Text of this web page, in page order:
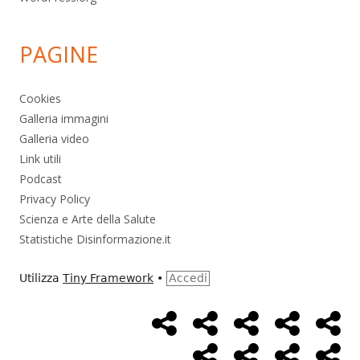
PAGINE
Cookies
Galleria immagini
Galleria video
Link utili
Podcast
Privacy Policy
Scienza e Arte della Salute
Statistiche Disinformazione.it
Utilizza Tiny Framework • Accedi
MenùHome
Page
Alimentazione
AmbienteBambini
Cancro ControlloEconomia